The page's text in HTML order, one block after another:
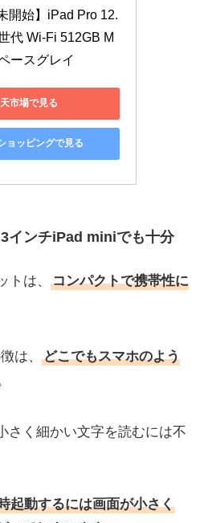
開始】iPad Pro 12.
代 Wi-Fi 512GB M
ースグレイ
市場で見る
ョッピングで見る
インチiPad miniでも十分
トは、
コンパクトで携帯性に
は、
どこでもスマホのよう
さく細かい文字を読むには不
起動するには画面が小さく